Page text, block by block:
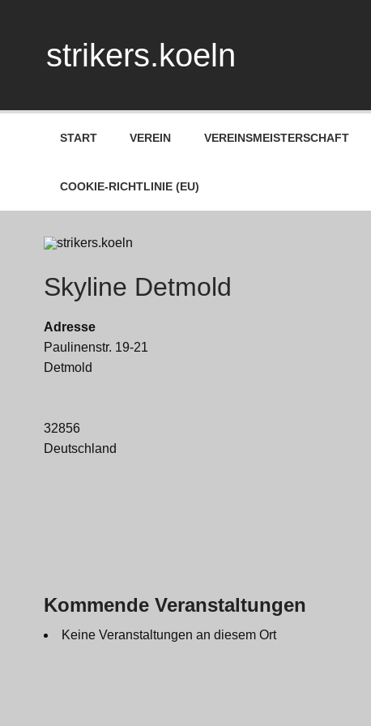
strikers.koeln
START VEREIN VEREINSMEISTERSCHAFT
COOKIE-RICHTLINIE (EU)
Skyline Detmold
Adresse
Paulinenstr. 19-21
Detmold
32856
Deutschland
Kommende Veranstaltungen
Keine Veranstaltungen an diesem Ort